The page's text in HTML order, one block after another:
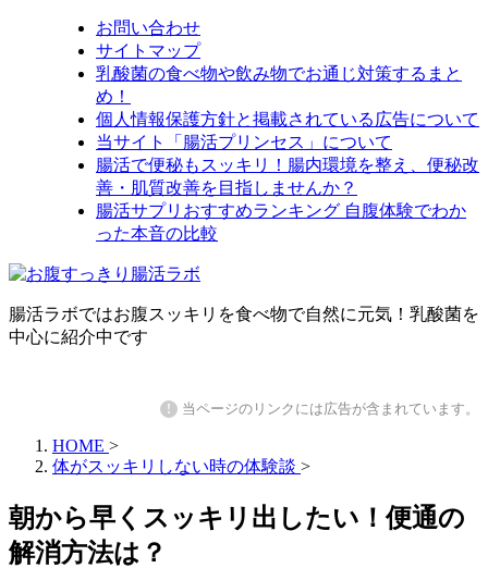
お問い合わせ
サイトマップ
乳酸菌の食べ物や飲み物でお通じ対策するまと
め！
個人情報保護方針と掲載されている広告について
当サイト「腸活プリンセス」について
腸活で便秘もスッキリ！腸内環境を整え、便秘改
善・肌質改善を目指しませんか？
腸活サプリおすすめランキング 自腹体験でわか
った本音の比較
腸活ラボではお腹スッキリを食べ物で自然に元気！乳酸菌を
中心に紹介中です
! 当ページのリンクには広告が含まれています。
HOME >
体がスッキリしない時の体験談 >
朝から早くスッキリ出したい！便通の
解消方法は？